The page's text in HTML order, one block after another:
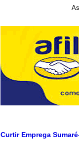
Curtir Emprega